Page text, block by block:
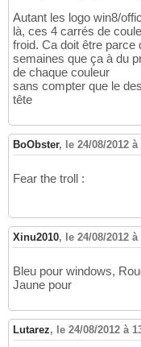
Autant les logo win8/
là, ces 4 carrés de
froid. Ca doit être parce
semaines que ça à du
de chaque couleur
sans compter que le
tête
BoObster, le 24/08/2012
Fear the troll :
Xinu2010, le 24/08/2012
Bleu pour windows,
Jaune pour
Lutarez, le 24/08/2012 à